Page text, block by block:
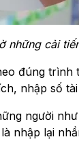
những cải
đúng
nhập số
người
nhập lại